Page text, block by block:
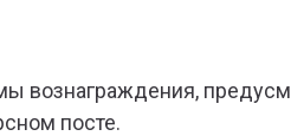
вознаграждения,
посте.